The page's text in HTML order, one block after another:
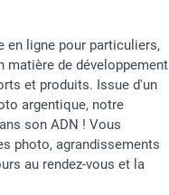
en ligne pour particuliers,
matière de développement
et produits. Issue d'un
argentique, notre
son ADN ! Vous
photo, agrandissements
au rendez-vous et la